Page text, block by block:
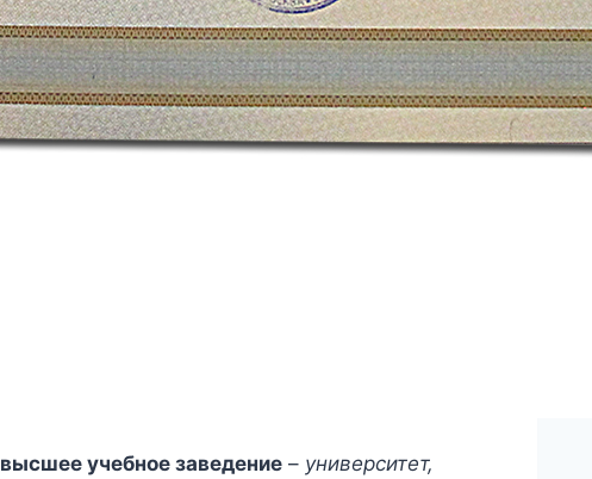
высшее учебное заведение – университет,